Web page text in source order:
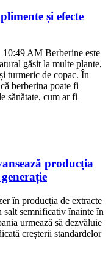
și efecte
10:49 AM Berberine este
găsit la multe plante,
turmeric de copac. În
berberina poate fi
sănătate, cum ar fi
producția
în producția de extracte
salt semnificativ înainte în
urmează să dezvăluie
creșterii standardelor